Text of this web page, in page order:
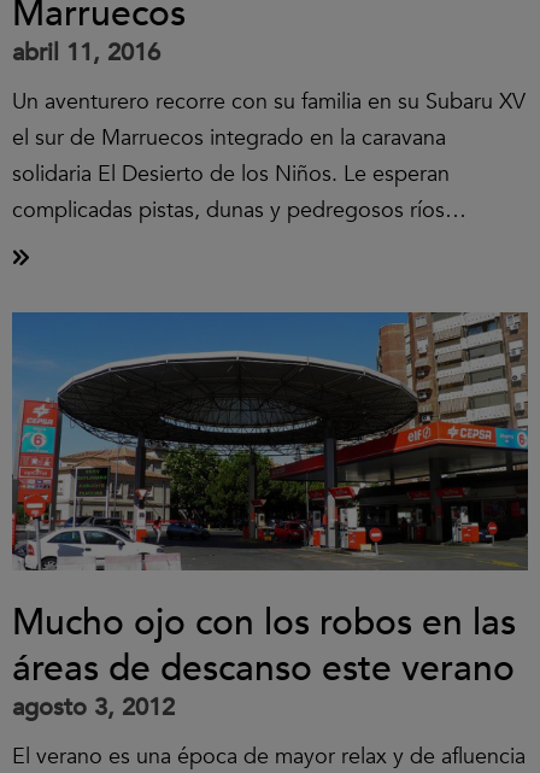
Marruecos
abril 11, 2016
Un aventurero recorre con su familia en su Subaru XV
el sur de Marruecos integrado en la caravana
solidaria El Desierto de los Niños. Le esperan
complicadas pistas, dunas y pedregosos ríos…
Mucho ojo con los robos en las
áreas de descanso este verano
agosto 3, 2012
El verano es una época de mayor relax y de afluencia